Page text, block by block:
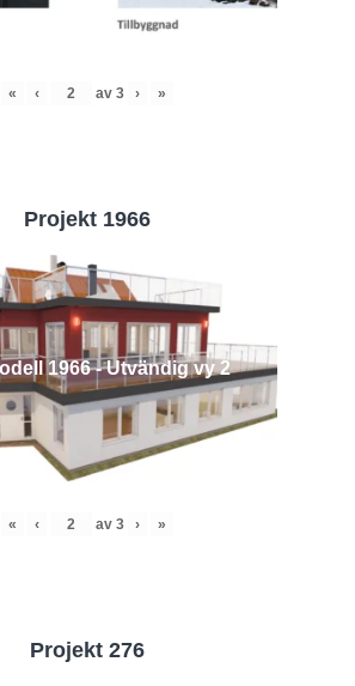
« ‹ av 3 › »
Projekt 1966
1966 - Utvändig vy 2
« ‹ av 3 › »
Projekt 276